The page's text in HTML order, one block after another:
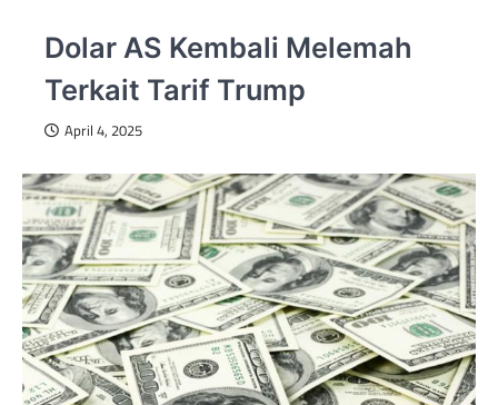
Dolar AS Kembali Melemah
Terkait Tarif Trump
April 4, 2025